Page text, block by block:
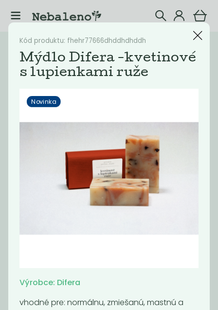
Katalog Mýdla
Filtrovat produkty
Doporučené
Novinka
Kód produktu: fhehr77666dhddhdhddh
Mýdlo Difera -kvetinové
s lupienkami ruže
Výrobce: Difera
vhodné pre: normálnu, zmiešanú, mastnú a